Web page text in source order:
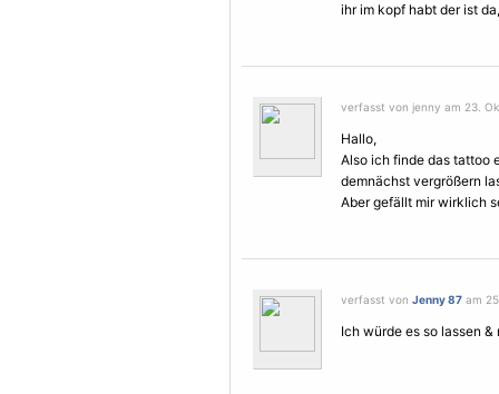
ihr im kopf habt der ist
verfasst von jenny am 23.
Hallo,
Also ich finde das tattoo
demnächst vergrößern
Aber gefällt mir wirklich
verfasst von Jenny 87 am
Ich würde es so lassen